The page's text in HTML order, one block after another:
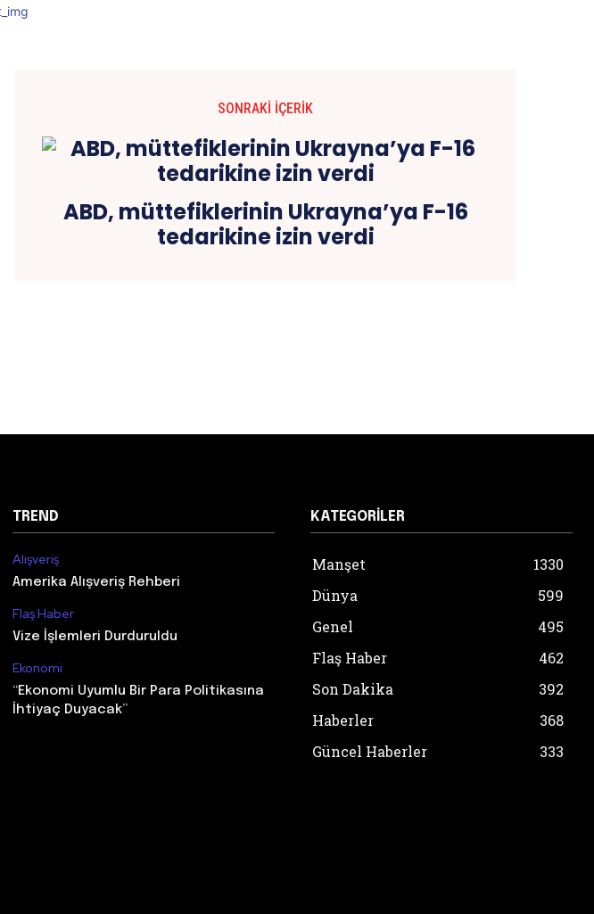
SONRAKI İÇERIK
ABD, müttefiklerinin Ukrayna’ya F-16
tedarikine izin verdi
TREND
Alışveriş
Amerika Alışveriş Rehberi
Flaş Haber
Vize İşlemleri Durduruldu
Ekonomi
“Ekonomi Uyumlu Bir Para Politikasına
İhtiyaç Duyacak”
KATEGORILER
Manşet
1330
Dünya
599
Genel
495
Flaş Haber
462
Son Dakika
392
Haberler
368
Güncel Haberler
333